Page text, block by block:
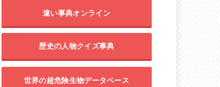
違い事典オンライン
歴史の人物クイズ事典
世界の超危険生物データベース